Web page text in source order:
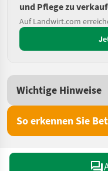
und Pflege zu
Auf Landwirt.com
Wichtige Hinweise
So erkennen Sie